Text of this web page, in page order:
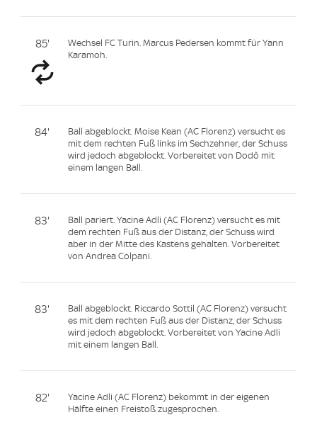
85'
Wechsel FC Turin. Marcus Pedersen kommt für Yann
Karamoh.
84'
Ball abgeblockt. Moise Kean (AC Florenz) versucht es
mit dem rechten Fuß links im Sechzehner, der Schuss
wird jedoch abgeblockt. Vorbereitet von Dodô mit
einem langen Ball.
83'
Ball pariert. Yacine Adli (AC Florenz) versucht es mit
dem rechten Fuß aus der Distanz, der Schuss wird
aber in der Mitte des Kastens gehalten. Vorbereitet
von Andrea Colpani.
83'
Ball abgeblockt. Riccardo Sottil (AC Florenz) versucht
es mit dem rechten Fuß aus der Distanz, der Schuss
wird jedoch abgeblockt. Vorbereitet von Yacine Adli
mit einem langen Ball.
82'
Yacine Adli (AC Florenz) bekommt in der eigenen
Hälfte einen Freistoß zugesprochen.